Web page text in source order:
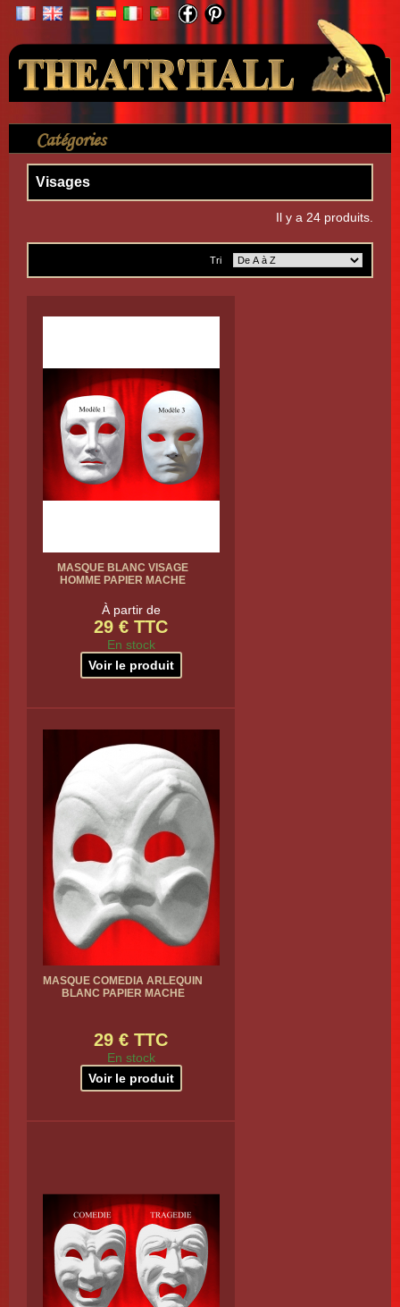
Votre compte
Catégories
Masques > Masques les moins chers
Visages
Il y a 24 produits.
Tri
MASQUE BLANC VISAGE
HOMME PAPIER MACHE
À partir de
29 € TTC
En stock
Voir le produit
MASQUE COMEDIA ARLEQUIN
BLANC PAPIER MACHE
29 € TTC
En stock
Voir le produit